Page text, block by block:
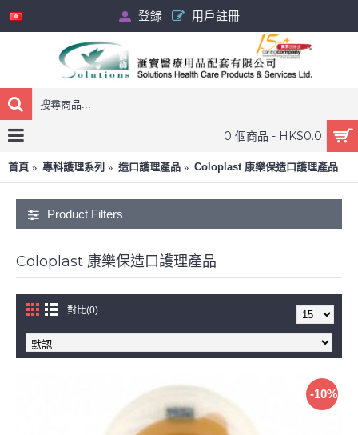
登錄 用戶註冊
0 個商品 - HK$0.0
首頁 專科護理系列 造口護理產品 Coloplast 康樂保造口護理產品
Product Filters
Coloplast 康樂保造口護理產品
對比(0)
-10%